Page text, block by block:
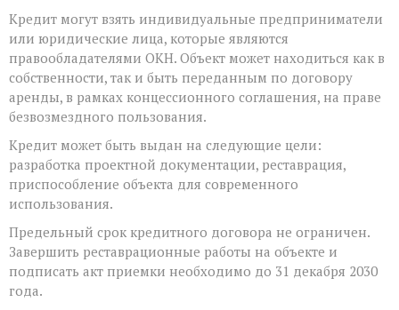
Кредит могут взять индивидуальные предприниматели
или юридические лица, которые являются
правообладателями ОКН. Объект может находиться как в
собственности, так и быть переданным по договору
аренды, в рамках концессионного соглашения, на праве
безвозмездного пользования.
Кредит может быть выдан на следующие цели:
разработка проектной документации, реставрация,
приспособление объекта для современного
использования.
Предельный срок кредитного договора не ограничен.
Завершить реставрационные работы на объекте и
подписать акт приемки необходимо до 31 декабря 2030
года.